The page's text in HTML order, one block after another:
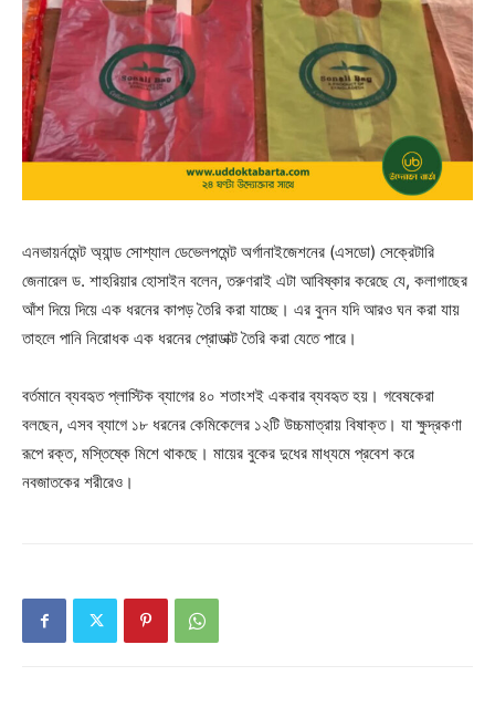
এনভায়র্নমেন্ট অ্যান্ড সোশ্যাল ডেভেলপমেন্ট অর্গানাইজেশনের (এসডো) সেক্রেটারি
জেনারেল ড. শাহরিয়ার হোসাইন বলেন, তরুণরাই এটা আবিষ্কার করেছে যে, কলাগাছের
আঁশ দিয়ে দিয়ে এক ধরনের কাপড় তৈরি করা যাচ্ছে। এর বুনন যদি আরও ঘন করা যায়
তাহলে পানি নিরোধক এক ধরনের প্রোডাক্ট তৈরি করা যেতে পারে।
বর্তমানে ব্যবহৃত প্লাস্টিক ব্যাগের ৪০ শতাংশই একবার ব্যবহৃত হয়। গবেষকেরা
বলছেন, এসব ব্যাগে ১৮ ধরনের কেমিকেলের ১২টি উচ্চমাত্রায় বিষাক্ত। যা ক্ষুদ্রকণা
রূপে রক্ত, মস্তিষ্কে মিশে থাকছে। মায়ের বুকের দুধের মাধ্যমে প্রবেশ করে
নবজাতকের শরীরেও।